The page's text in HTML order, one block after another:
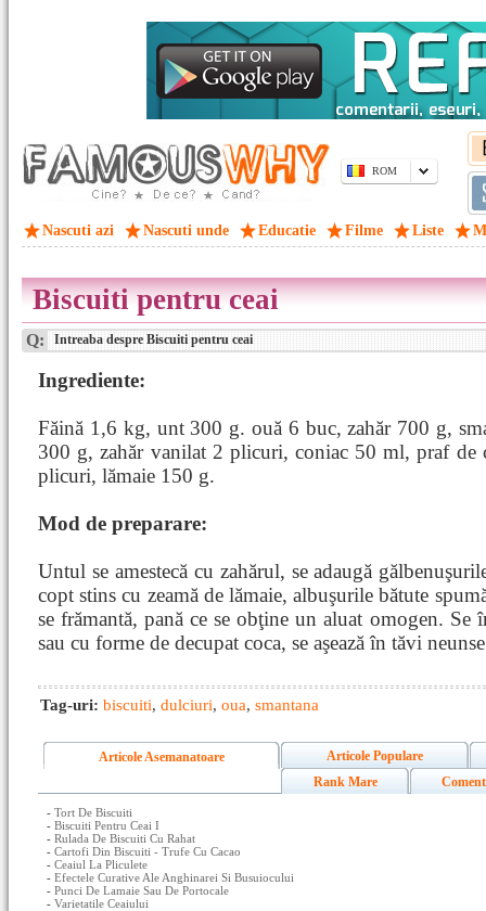
ROM
Nascuti azi Nascuti unde Educatie Filme Liste
Biscuiti pentru ceai
Q: Intreaba despre Biscuiti pentru ceai
Ingrediente:
Făină 1,6 kg, unt 300 g. ouă 6 buc, zahăr 700 g,
300 g, zahăr vanilat 2 plicuri, coniac 50 ml, praf de
plicuri, lămaie 150 g.
Mod de preparare:
Untul se amestecă cu zahărul, se adaugă
copt stins cu zeamă de lămaie, albuşurile bătute
se frămantă, pană ce se obţine un aluat omogen. Se
sau cu forme de decupat coca, se aşează în tăvi
Tag-uri: biscuiti, dulciuri, oua, smantana
Articole Asemanatoare
Articole Populare
Rank Mare
- Tort De Biscuiti
- Biscuiti Pentru Ceai I
- Rulada De Biscuiti Cu Rahat
- Cartofi Din Biscuiti - Trufe Cu Cacao
- Ceaiul La Pliculete
- Efectele Curative Ale Anghinarei Si Busuiocului
- Punci De Lamaie Sau De Portocale
- Varietatile Ceaiului